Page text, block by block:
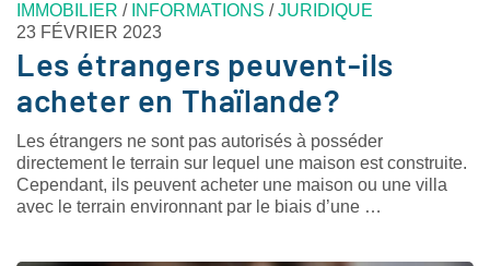
IMMOBILIER / INFORMATIONS /JURIDIQUE
23 FÉVRIER 2023
Les étrangers peuvent-ils
acheter en Thaïlande?
Les étrangers ne sont pas autorisés à posséder
directement le terrain sur lequel une maison est construite.
Cependant, ils peuvent acheter une maison ou une villa
avec le terrain environnant par le biais d’une …